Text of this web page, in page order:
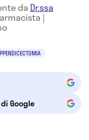
da Dr.ssa
|
Google